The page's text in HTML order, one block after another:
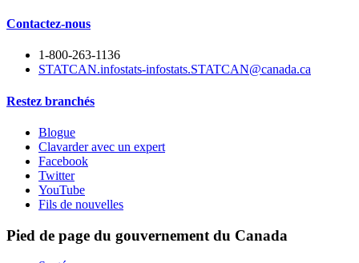
Contactez-nous
1-800-263-1136
STATCAN.infostats-infostats.STATCAN@canada.ca
Restez branchés
Blogue
Clavarder avec un expert
Facebook
Twitter
YouTube
Fils de nouvelles
Pied de page du gouvernement du Canada